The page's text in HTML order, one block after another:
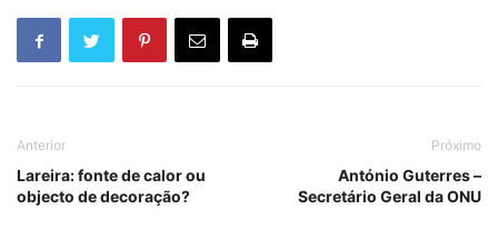
Anterior
Lareira: fonte de calor ou
objecto de decoração?
Próximo
António Guterres –
Secretário Geral da ONU